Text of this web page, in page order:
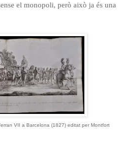
el monopoli, però això ja és una
VII a Barcelona (1827) editat per Montfort